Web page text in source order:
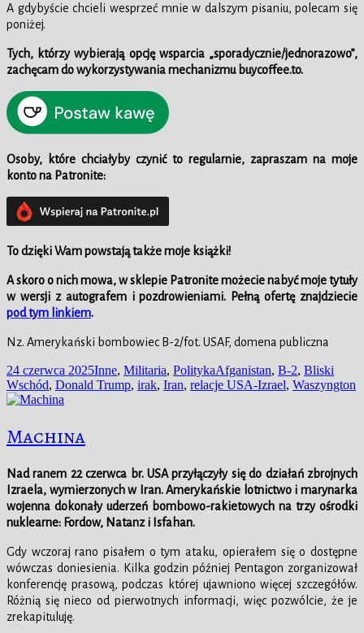
A gdybyście chcieli wesprzeć mnie w dalszym pisaniu, polecam się
poniżej.
Tych, którzy wybierają opcję wsparcia „sporadycznie/jednorazowo”,
zachęcam do wykorzystywania mechanizmu buycoffee.to.
Osoby, które chciałyby czynić to regularnie, zapraszam na moje
konto na Patronite:
To dzięki Wam powstają także moje książki!
A skoro o nich mowa,w sklepie Patronite możecie nabyć moje tytuły
w wersji z autografem i pozdrowieniami. Pełną ofertę znajdziecie
pod tym linkiem.
Nz. Amerykański bombowiec B-2/fot. USAF, domena publiczna
Data
publikacji
24 czerwca 2025Kategorie
Inne, Militaria, PolitykaTagi
Afganistan, B-2, Bliski
Wschód, Donald Trump, irak, Iran, relacje USA-Izrael, Waszyngton
Machina
Nad ranem 22 czerwca br. USA przyłączyły się do działań zbrojnych
Izraela, wymierzonych w Iran. Amerykańskie lotnictwo i marynarka
wojenna dokonały uderzeń bombowo-rakietowych na trzy ośrodki
nuklearne: Fordow, Natanz i Isfahan.
Gdy wczoraj rano pisałem o tym ataku, opierałem się o dostępne
wówczas doniesienia. Kilka godzin później Pentagon zorganizował
konferencję prasową, podczas której ujawniono więcej szczegółów.
Różnią się nieco od pierwotnych informacji, więc pozwólcie, że je
zrekapituluję.